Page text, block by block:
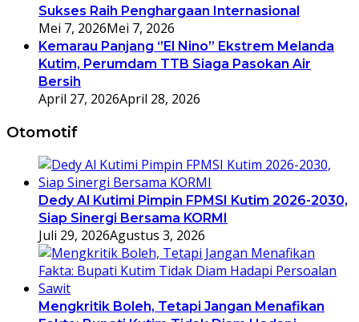
Sukses Raih Penghargaan Internasional
Mei 7, 2026Mei 7, 2026
Kemarau Panjang ‘’El Nino’’ Ekstrem Melanda
Kutim, Perumdam TTB Siaga Pasokan Air
Bersih
April 27, 2026April 28, 2026
Otomotif
Dedy Al Kutimi Pimpin FPMSI Kutim 2026-2030,
Siap Sinergi Bersama KORMI
Juli 29, 2026Agustus 3, 2026
Mengkritik Boleh, Tetapi Jangan Menafikan